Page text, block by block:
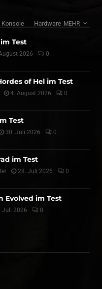
Konsole Hardware MEHR
Test
2026 0
of Hel im Test
4. August 2026 0
Test
30. Juli 2026 0
im Test
28. Juli 2026 0
Evolved im Test
Juli 2026 0